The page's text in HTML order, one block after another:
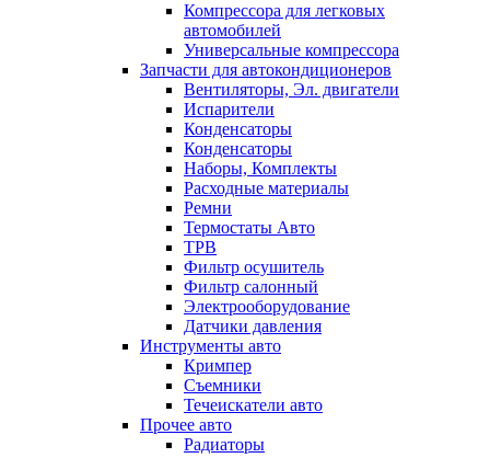
Компрессора для легковых
автомобилей
Универсальные компрессора
Запчасти для автокондиционеров
Вентиляторы, Эл. двигатели
Испарители
Конденсаторы
Конденсаторы
Наборы, Комплекты
Расходные материалы
Ремни
Термостаты Авто
ТРВ
Фильтр осушитель
Фильтр салонный
Электрооборудование
Датчики давления
Инструменты авто
Кримпер
Съемники
Течеискатели авто
Прочее авто
Радиаторы